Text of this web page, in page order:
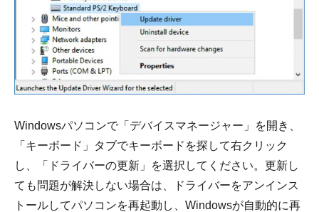
Windowsパソコンで「デバイスマネージャー」を開き、
「キーボード」タブでキーボードを探して右クリック
し、「ドライバーの更新」を選択してください。更新し
ても問題が解決しない場合は、ドライバーをアンインス
トールしてパソコンを再起動し、Windowsが自動的に再